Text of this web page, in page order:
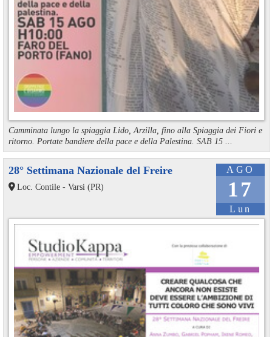
Camminata lungo la spiaggia Lido, Arzilla, fino alla Spiaggia dei Fiori e
ritorno. Portate bandiere della pace e della Palestina. SAB 15 ...
AGO
17
Lun
28° Settimana Nazionale del Freire
Loc. Contile - Varsi (PR)